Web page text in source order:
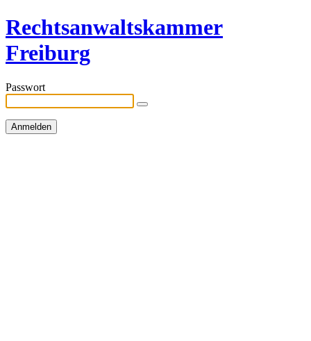
Rechtsanwaltskammer
Freiburg
Passwort